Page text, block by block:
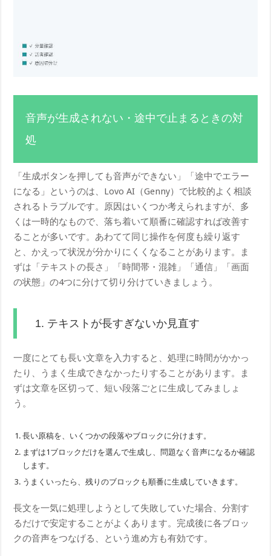
音声が生成されない・途中で止まるときの対
処
「生成ボタンを押しても音声ができない」「途中でエラー
になる」というのは、Lovo AI（Genny）で比較的よく相談
されるトラブルです。原因はいくつか考えられますが、多
くは一時的なもので、落ち着いて順番に確認すれば改善す
ることが多いです。あわてて同じ操作を何度も繰り返す
と、かえって状況が分かりにくくなることがあります。ま
ずは「テキストの長さ」「時間帯・混雑」「通信」「画面
の状態」の4つに分けて切り分けていきましょう。
1. テキストが長すぎないか見直す
一度にとても長い文章を入力すると、処理に時間がかかっ
たり、うまく生成できなかったりすることがあります。ま
ずは文章を区切って、短い段落ごとに生成してみましょ
う。
長い原稿を、いくつかの段落やブロックに分けます。
まずは1ブロックだけを選んで生成し、問題なく音声になるか確認
します。
うまくいったら、残りのブロックも順番に生成していきます。
長文を一気に処理しようとして失敗していた場合、分割す
るだけで安定することがよくあります。完成後に各ブロッ
クの音声をつなげる、という進め方も有効です。